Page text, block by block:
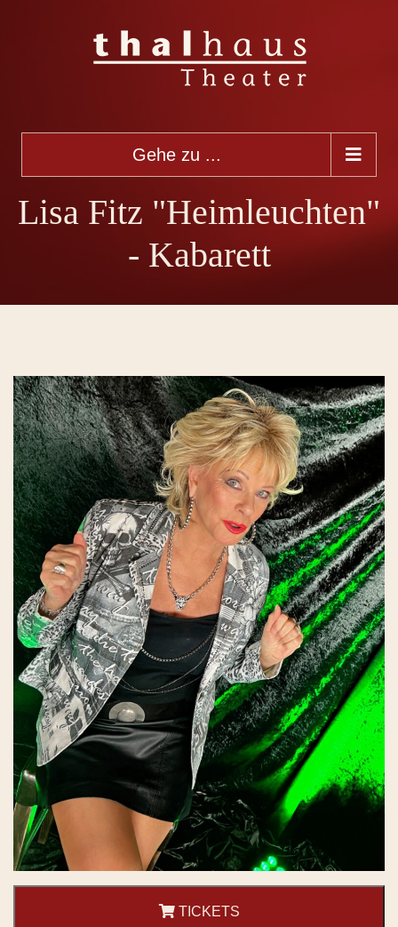
Gehe zu ...
Lisa Fitz "Heimleuchten"
- Kabarett
TICKETS